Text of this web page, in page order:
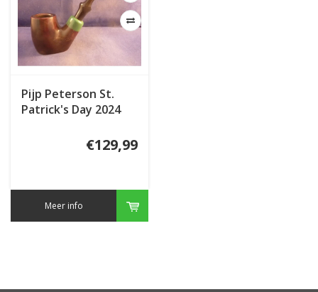
Pijp Peterson St.
Patrick's Day 2024
€129,99
Meer info